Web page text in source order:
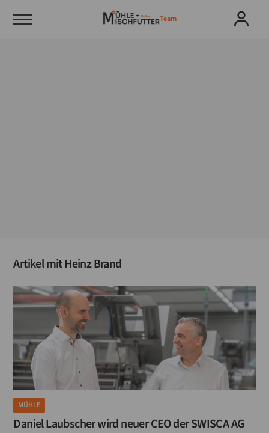
Team
Artikel mitHeinz Brand
MÜHLE
Daniel Laubscher wird neuer CEO der SWISCA AG